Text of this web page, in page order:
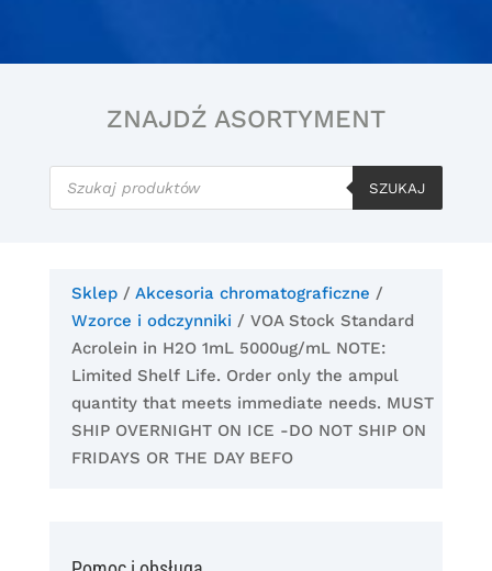
ZNAJDŹ ASORTYMENT
Wyszukiwarka
produktów
SZUKAJ
Sklep/ Akcesoria chromatograficzne /
Wzorce i odczynniki / VOA Stock Standard
Acrolein in H2O 1mL 5000ug/mL NOTE:
Limited Shelf Life. Order only the ampul
quantity that meets immediate needs. MUST
SHIP OVERNIGHT ON ICE -DO NOT SHIP ON
FRIDAYS OR THE DAY BEFO